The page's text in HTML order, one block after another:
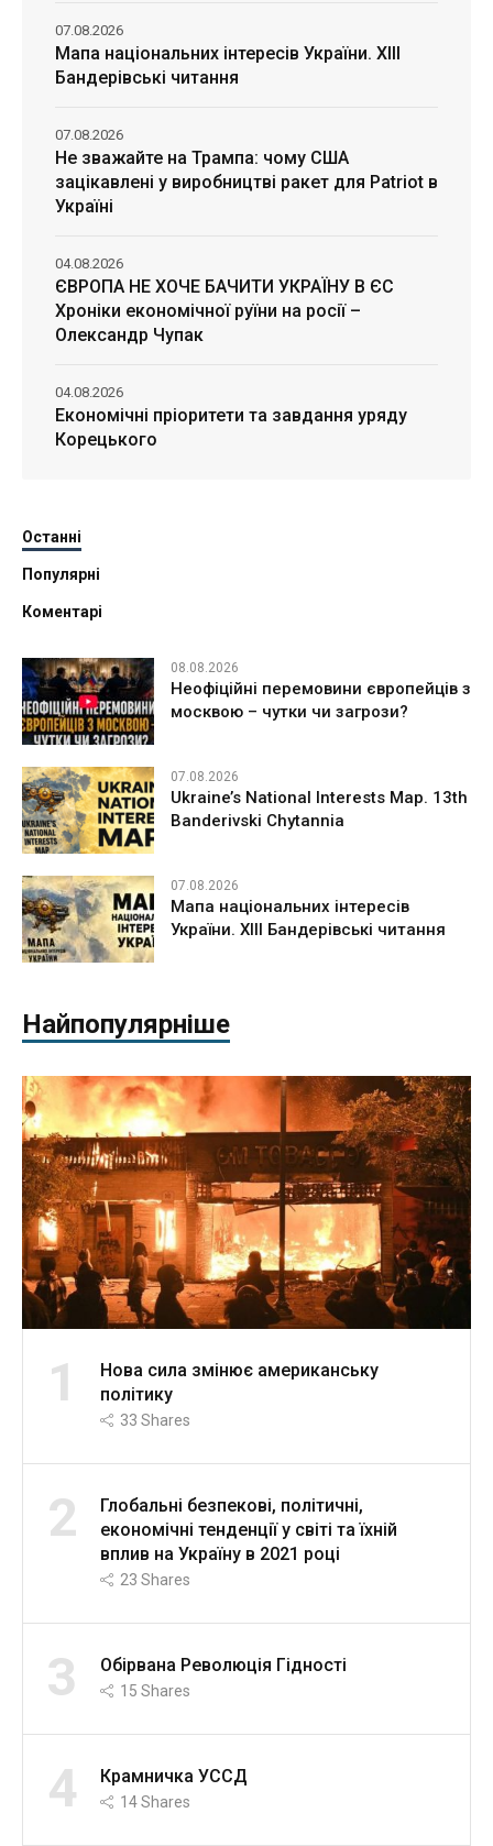
Мапа національних інтересів України. ХІІІ
Бандерівські читання
07.08.2026
Не зважайте на Трампа: чому США
зацікавлені у виробництві ракет для Patriot в
Україні
07.08.2026
ЄВРОПА НЕ ХОЧЕ БАЧИТИ УКРАЇНУ В ЄС
Хроніки економічної руїни на росії –
Олександр Чупак
04.08.2026
Економічні пріоритети та завдання уряду
Корецького
04.08.2026
Останні
Популярні
Коментарі
08.08.2026
Неофіційні перемовини європейців з
москвою – чутки чи загрози?
07.08.2026
Ukraine’s National Interests Map. 13th
Banderivski Chytannia
07.08.2026
Мапа національних інтересів
України. ХІІІ Бандерівські читання
Найпопулярніше
1
Нова сила змінює американську
політику
33 Shares
2
Глобальні безпекові, політичні,
економічні тенденції у світі та їхній
вплив на Україну в 2021 році
23 Shares
3 Обірвана Революція Гідності
15 Shares
4 Крамничка УССД
14Shares